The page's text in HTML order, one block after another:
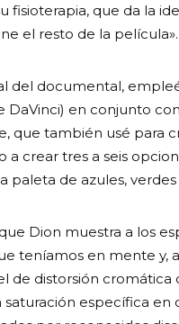
fisioterapia, que da la
el resto de la película».
del documental,
en conjunto
que también usé para
crear tres a seis
de azules, verdes
Dion muestra a los
teníamos en mente y,
de distorsión
específica en